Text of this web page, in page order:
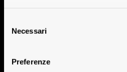
delNecessari
Preferenze